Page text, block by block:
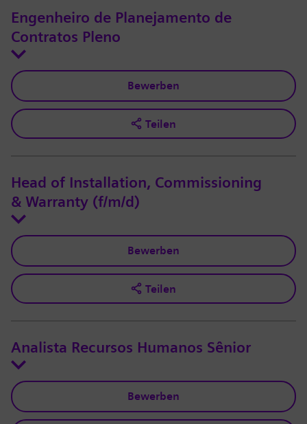
Engenheiro de Planejamento de
Contratos Pleno
Bewerben
Teilen
Head of Installation, Commissioning
& Warranty (f/m/d)
Bewerben
Teilen
Analista Recursos Humanos Sênior
Bewerben